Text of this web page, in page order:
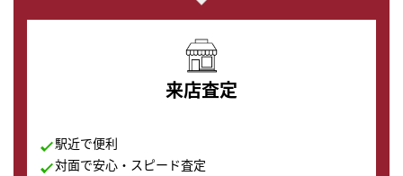
来店査定
駅近で便利
対面で安心・スピード査定